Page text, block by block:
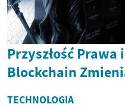
Przyszłość Prawa
Blockchain
TECHNOLOGIA